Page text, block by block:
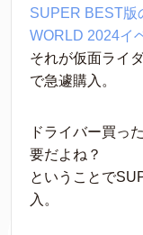
SUPER BEST版
WORLD 2024イ
それが仮面ライ
で急遽購入。
ドライバー買っ
要だよね？
ということで
入。